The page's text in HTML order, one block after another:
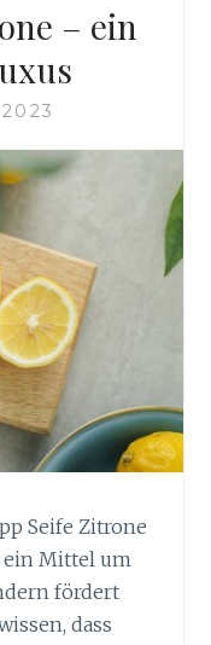
– ein
Seife Zitrone
Mittel um
fördert
dass